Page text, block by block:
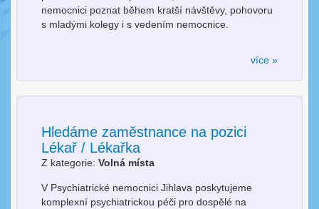
nemocnici poznat během kratší návštěvy, pohovoru
s mladými kolegy i s vedením nemocnice.
více »
Hledáme zaměstnance na pozici
Lékař / Lékařka
Z kategorie: Volná místa
V Psychiatrické nemocnici Jihlava poskytujeme
komplexní psychiatrickou péči pro dospělé na